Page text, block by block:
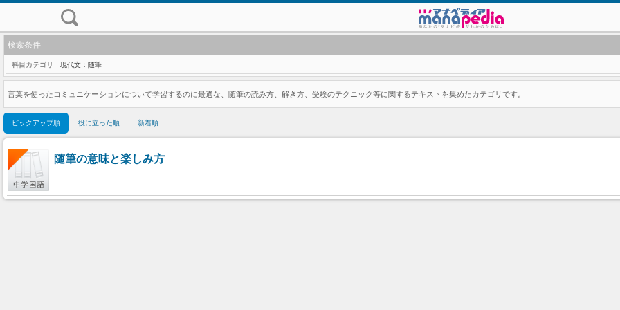
検索条件
科目カテゴリ 現代文：随筆
言葉を使ったコミュニケーションについて学習するのに最適な、随筆の読み方、解き方、受験のテクニック等に関するテキストを集めたカテゴリです。
ピックアップ順 役に立った順 新着順
随筆の意味と楽しみ方